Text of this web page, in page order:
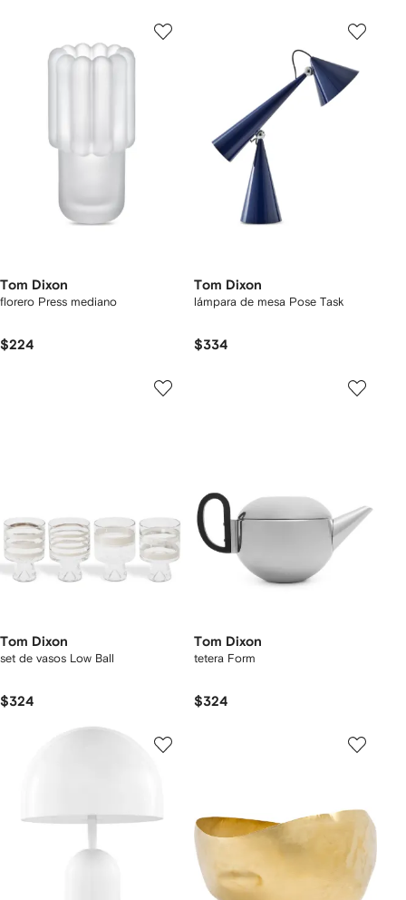
Tom Dixon
florero Press mediano
$224
Tom Dixon
lámpara de mesa Pose Task
$334
Tom Dixon
set de vasos Low Ball
$324
Tom Dixon
tetera Form
$324